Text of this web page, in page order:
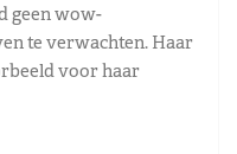
geen wow-
te verwachten. Haar
voor haar